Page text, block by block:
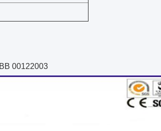
00122003